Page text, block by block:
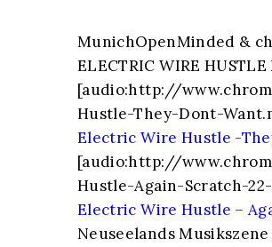
MunichOpenMinded &
ELECTRIC WIRE
[audio:http://
Hustle-They-Dont-
Electric Wire Hustle -
[audio:http://
Hustle-Again-Scratch-
Electric Wire Hustle –
Neuseelands